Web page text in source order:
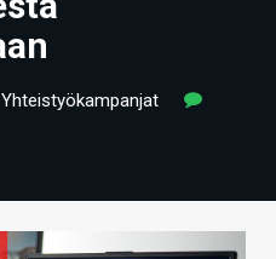
Yhteistyökampanjat